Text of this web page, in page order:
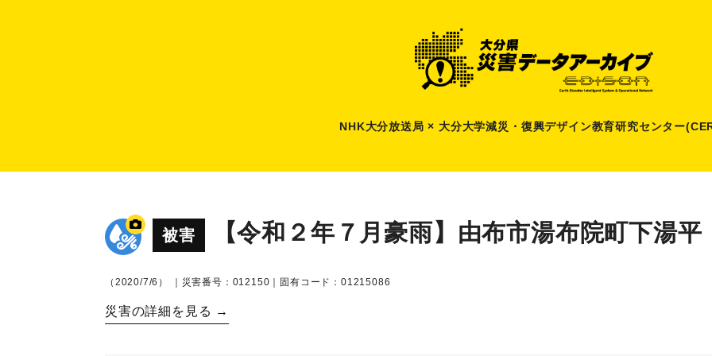
NHK大分放送局 × 大分大学減災 ・ 復興デザイン教育研究センター
被害 【令和２年７月豪雨】由布市湯布院町下湯平
（2020/7/6） ｜災害番号：012150｜固有コード：01215086
災害の詳細を見る →